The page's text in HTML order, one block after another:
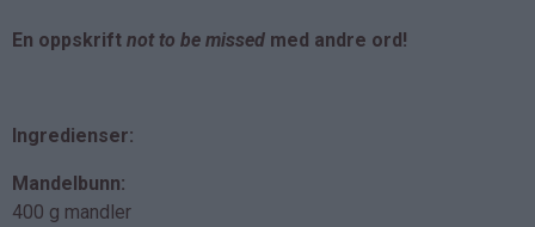
En oppskrift not to be missed med andre ord!
Ingredienser:
Mandelbunn:
400 g mandler